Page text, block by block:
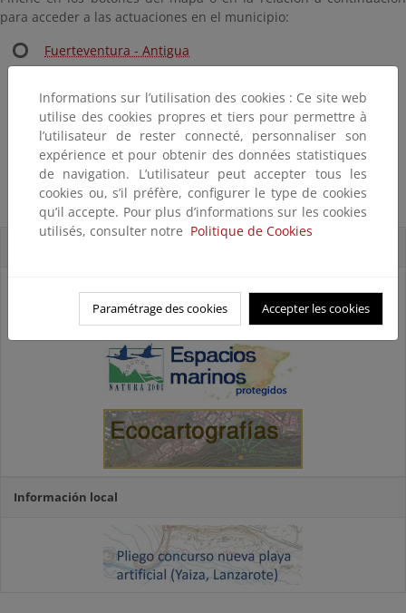
para acceder a las actuaciones en el municipio:
Fuerteventura - Antigua
Fuerteventura - Tarajalejo (Tuineje)
Gran Canaria - Mogán
Gran Canaria - Santa Lucía de Tirajana
Lanzarote - Teguise
Lanzarote - Yaiza
Información local
Informations sur l’utilisation des cookies : Ce site web
utilise des cookies propres et tiers pour permettre à
l’utilisateur de rester connecté, personnaliser son
expérience et pour obtenir des données statistiques
de navigation. L’utilisateur peut accepter tous les
cookies ou, s’il préfère, configurer le type de cookies
qu’il accepte. Pour plus d’informations sur les cookies
utilisés, consulter notre Politique de Cookies
Paramétrage des cookies Accepter les cookies